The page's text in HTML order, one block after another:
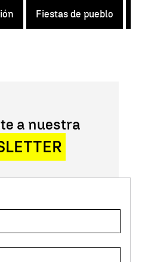
Fiestas de pueblo
a nuestra